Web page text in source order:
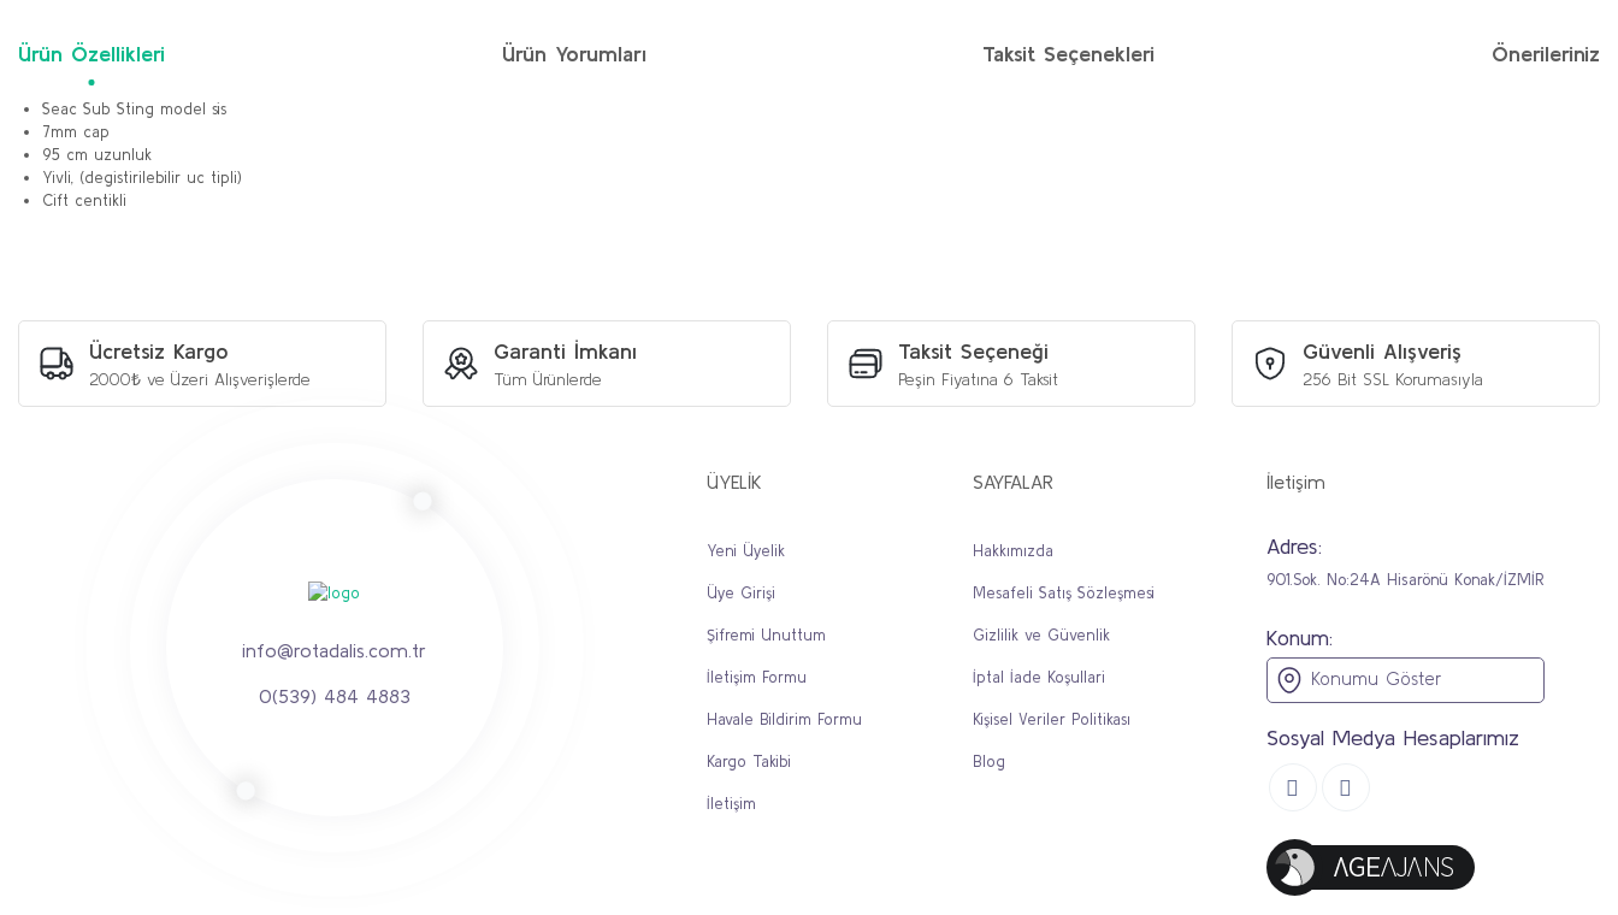
Ürün Özellikleri Ürün Yorumları Taksit Seçenekleri Önerileriniz
Seac Sub Sting model sis
7mm cap
95 cm uzunluk
Yivli, (degistirilebilir uc tipli)
Cift centikli
Ürün açıklamasında eksik bilgiler bulunuyor.
Ürün bilgilerinde hatalar bulunuyor.
Ürün fiyatı diğer sitelerden daha pahalı.
Ücretsiz Kargo
2000₺ ve Üzeri Alışverişlerde
Garanti İmkanı
Tüm Ürünlerde
Taksit Seçeneği
Peşin Fiyatına 6 Taksit
Güvenli Alışveriş
256 Bit SSL Korumasıyla
info@rotadalis.com.tr
0(539) 484 4883
ÜYELİK
Yeni Üyelik
Üye Girişi
Şifremi Unuttum
İletişim Formu
Havale Bildirim Formu
Kargo Takibi
İletişim
SAYFALAR
Hakkımızda
Mesafeli Satış Sözleşmesi
Gizlilik ve Güvenlik
İptal İade Koşullari
Kişisel Veriler Politikası
Blog
İletişim
Adres:
901.Sok. No:24A Hisarönü Konak/İZMİR
Konum:
Konumu Göster
Sosyal Medya Hesaplarımız